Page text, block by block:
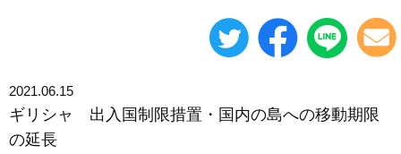
2021.06.15
ギリシャ 出入国制限措置・国内の島への移動期限
の延長